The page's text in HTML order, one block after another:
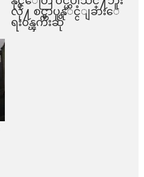
လို႔ စင္ကာပူနုိင္ငံျခားေ
ရး၀န္ၾကီးဆို